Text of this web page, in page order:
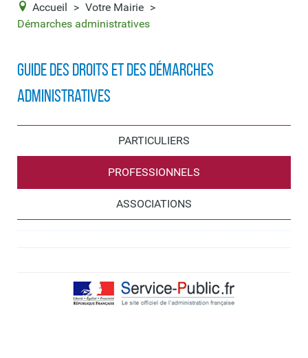
Accueil > Votre Mairie >
Démarches administratives
Guide des droits et des démarches
administratives
PARTICULIERS
PROFESSIONNELS
ASSOCIATIONS